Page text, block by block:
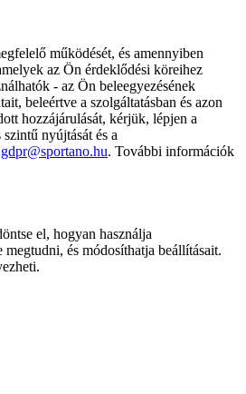
működését, és amennyiben
az Ön érdeklődési köreihez
- az Ön beleegyezésének
beleértve a szolgáltatásban és azon
hozzájárulását, kérjük, lépjen a
nyújtását és a
gdpr@sportano.hu. További információk
el, hogyan használja
és módosíthatja beállításait.